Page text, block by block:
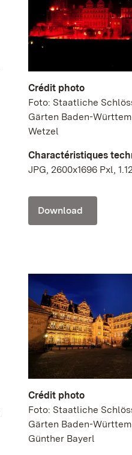
Crédit photo
Foto: Staatliche
Gärten Baden-
Wetzel
Charactéristiques
JPG, 2600x1696 Pxl,
Download
Crédit photo
Foto: Staatliche
Gärten Baden-
Günther Bayerl